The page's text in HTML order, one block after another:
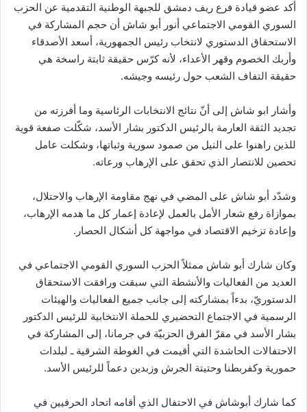
أكد عضو قيادة فرع ريف دمشق للجبهة الوطنية التقدمية عن الحزب
السوري القومي الاجتماعي أنور أبو شاش أن حجم المشاركة في
الاستحقاق الدستوري لانتخاب رئيس الجمهورية، أسعد الأصدقاء
وأربك الخصوم وقهر الأعداء، لأنه كرّس حقيقة ثابتة راسخة هي
حقيقة التفاف الشعب حول رئيسه وجيشه.
وأشار ابو شاش إلى أنّ نتائج الانتخابات الرئاسية وما أفرزته من
تجديد الثقة العارمة بالرئيس الدكتور بشار الأسد، شكّلت صفعة قوية
للذين راهنوا على النيل من صمود سورية وثباتها، وشكلت عامل
تحصين للانتصار الذي تحقق على الإرهاب ورعاته.
وشدّد أبو شاش على المضي في نهج مقاومة الإرهاب والاحتلال،
بموازاة رفع شعار الأمل بالعمل لإعادة إعمار كل ما هدمه الإرهاب،
وإعادة تزخيم الاقتصاد في مواجهة كل أشكال الحصار.
وكان شارك أبو شاش ممثلاً الحزب السوري القومي الاجتماعي في
العديد من الفعاليات والأنشطة التي سبقت ورافقت الاستحقاق
الدستوريّ، بدءاً بمشاركته إلى جانب جميع الفعاليات والهيئات
الرسمية في الاجتماع التحضيري للحملة الانتخابية للرئيس الدكتور
بشار الأسد في مقرّ الفرق الحزبيّة في جرمانا، إلى المشاركة في
الاحتفالات الحاشدة التي أقيمت في الغوطة الشرقية ـ لبلدات
حمورية وكفربطنا وحتيتة الجرش وزبدين دعماً للرئيس الأسد.
كما شارك أبوشاش في الاحتفال الذي أقامه اتحاد الحرفيين في